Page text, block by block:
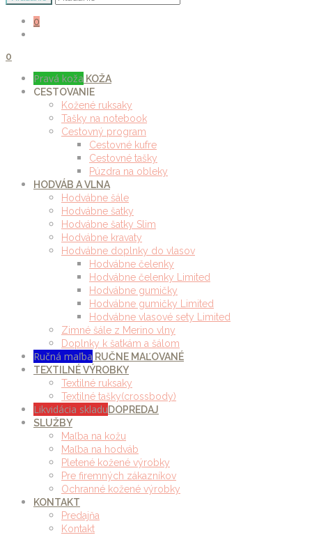
0
0
Pravá koža KOŽA
CESTOVANIE
Kožené ruksaky
Tašky na notebook
Cestovný program
Cestovné kufre
Cestovné tašky
Púzdra na obleky
HODVÁB A VLNA
Hodvábne šále
Hodvábne šatky
Hodvábne šatky Slim
Hodvábne kravaty
Hodvábne doplnky do vlasov
Hodvábne čelenky
Hodvábne čelenky Limited
Hodvábne gumičky
Hodvábne gumičky Limited
Hodvábne vlasové sety Limited
Zimné šále z Merino vlny
Doplnky k šatkám a šálom
Ručná maľba RUČNE MAĽOVANÉ
TEXTILNÉ VÝROBKY
Textilné ruksaky
Textilné tašky(crossbody)
Likvidácia skladuDOPREDAJ
SLUŽBY
Maľba na kožu
Maľba na hodváb
Pletené kožené výrobky
Pre firemných zákazníkov
Ochranné kožené výrobky
KONTAKT
Predajňa
Kontakt